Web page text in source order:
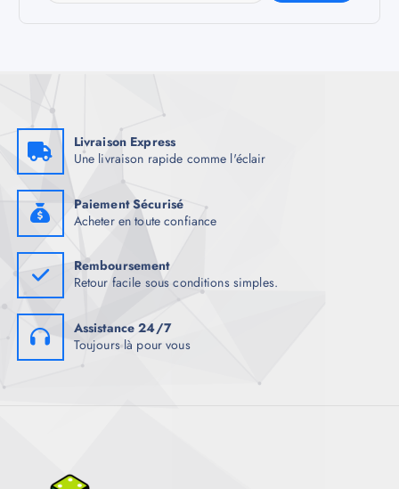
Livraison Express
Une livraison rapide comme l'éclair
Paiement Sécurisé
Acheter en toute confiance
Remboursement
Retour facile sous conditions simples.
Assistance 24/7
Toujours là pour vous